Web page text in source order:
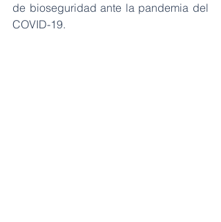
de bioseguridad ante la pandemia del
COVID-19.